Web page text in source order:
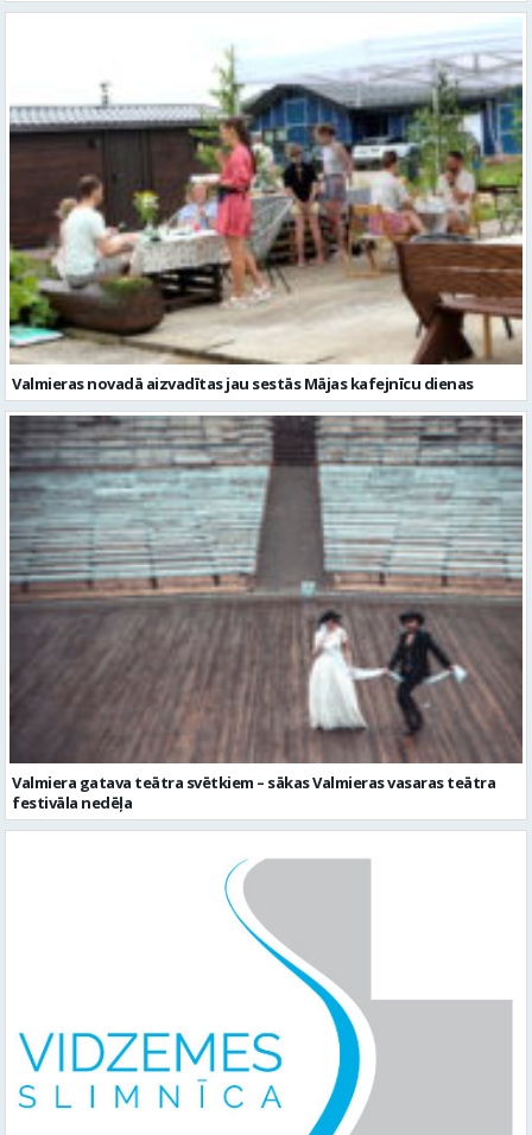
Valmieras novadā aizvadītas jau sestās Mājas kafejnīcu dienas
Valmiera gatava teātra svētkiem – sākas Valmieras vasaras teātra
festivāla nedēļa